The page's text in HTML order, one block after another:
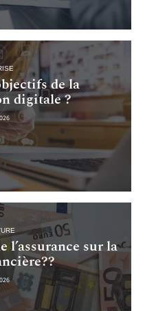
de la
digitale ?
l’assurance sur la